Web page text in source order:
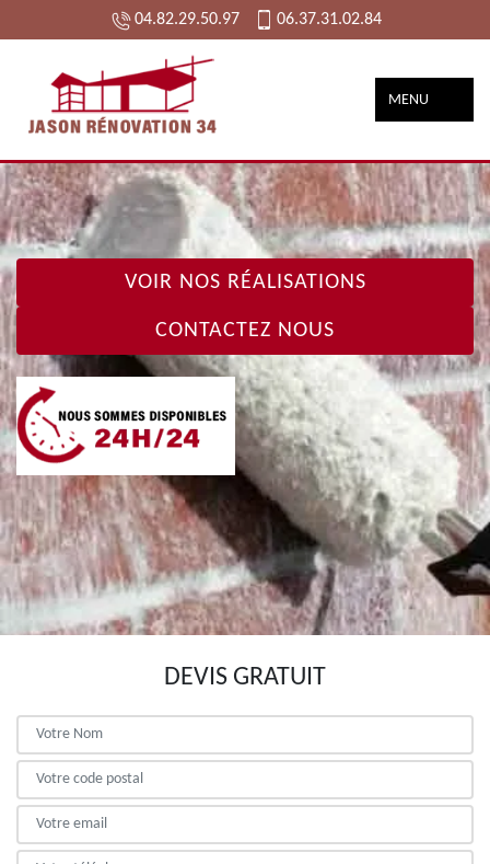
04.82.29.50.97 06.37.31.02.84
MENU
VOIR NOS RÉALISATIONS
CONTACTEZ NOUS
DEVIS GRATUIT